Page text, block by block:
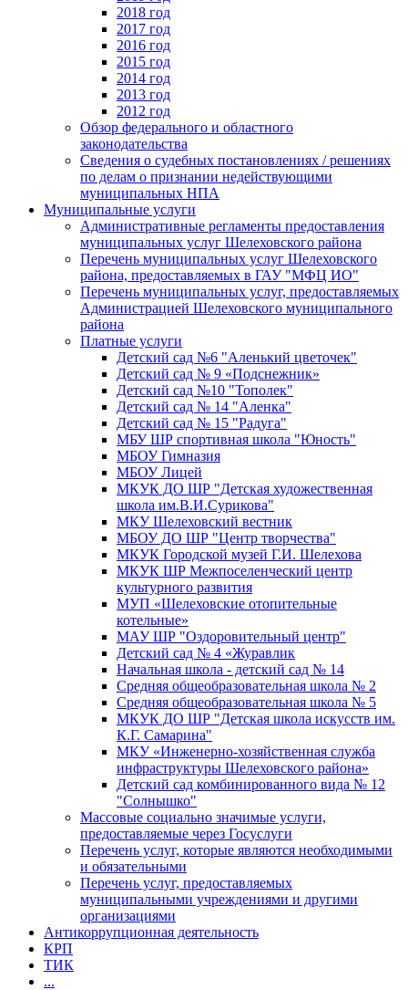
2018 год
2017 год
2016 год
2015 год
2014 год
2013 год
2012 год
Обзор федерального и областного
законодательства
Сведения о судебных постановлениях / решениях
по делам о признании недействующими
муниципальных НПА
Муниципальные услуги
Административные регламенты предоставления
муниципальных услуг Шелеховского района
Перечень муниципальных услуг Шелеховского
района, предоставляемых в ГАУ "МФЦ ИО"
Перечень муниципальных услуг, предоставляемых
Администрацией Шелеховского муниципального
района
Платные услуги
Детский сад №6 "Аленький цветочек"
Детский сад № 9 «Подснежник»
Детский сад №10 "Тополек"
Детский сад № 14 "Аленка"
Детский сад № 15 "Радуга"
МБУ ШР спортивная школа "Юность"
МБОУ Гимназия
МБОУ Лицей
МКУК ДО ШР "Детская художественная
школа им.В.И.Сурикова"
МКУ Шелеховский вестник
МБОУ ДО ШР "Центр творчества"
МКУК Городской музей Г.И. Шелехова
МКУК ШР Межпоселенческий центр
культурного развития
МУП «Шелеховские отопительные
котельные»
МАУ ШР "Оздоровительный центр"
Детский сад № 4 «Журавлик
Начальная школа - детский сад № 14
Средняя общеобразовательная школа № 2
Средняя общеобразовательная школа № 5
МКУК ДО ШР "Детская школа искусств им.
К.Г. Самарина"
МКУ «Инженерно-хозяйственная служба
инфраструктуры Шелеховского района»
Детский сад комбинированного вида № 12
"Солнышко"
Массовые социально значимые услуги,
предоставляемые через Госуслуги
Перечень услуг, которые являются необходимыми
и обязательными
Перечень услуг, предоставляемых
муниципальными учреждениями и другими
организациями
Антикоррупционная деятельность
КРП
ТИК
...